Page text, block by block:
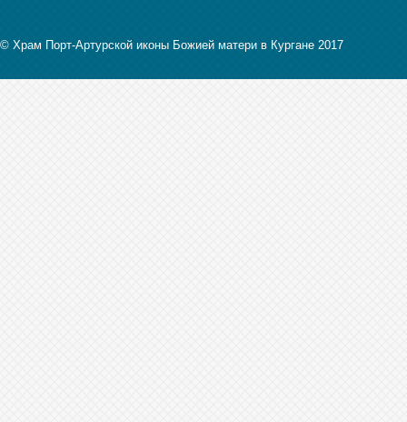
© Храм Порт-Артурской иконы Божией матери в Кургане 2017